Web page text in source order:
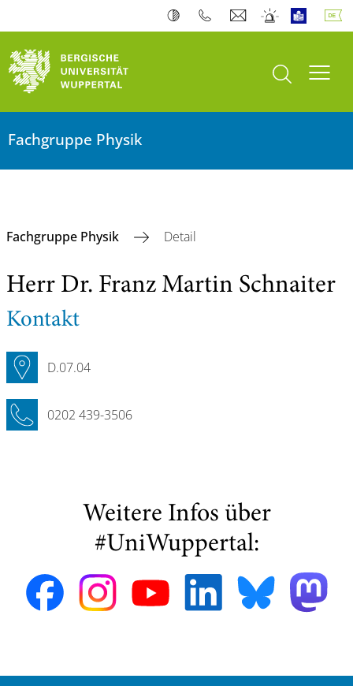
Suche öffnen
Fachgruppe Physik
Fachgruppe Physik Detail
Herr Dr. Franz Martin Schnaiter
Kontakt
D.07.04
0202 439-3506
Weitere Infos über
#UniWuppertal: